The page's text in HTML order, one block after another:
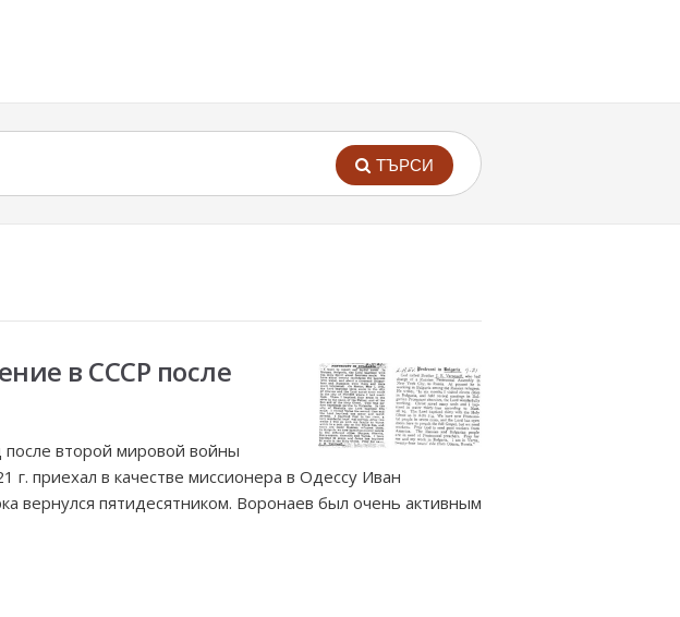
ТЪРСИ
в СССР после
второй мировой войны
г. приехал в качестве миссионера в Одессу Иван
пятидесятником. Воронаев был очень активным